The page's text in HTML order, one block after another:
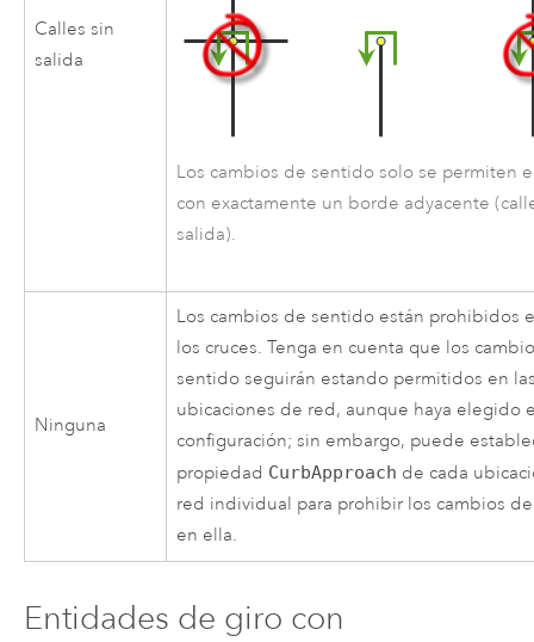
Calles sin
salida
Los cambios de sentido solo se permiten
con exactamente un borde adyacente
salida).
Ninguna
Los cambios de sentido están prohibidos
los cruces. Tenga en cuenta que los
sentido seguirán estando permitidos en
ubicaciones de red, aunque haya elegido
configuración; sin embargo, puede
propiedad CurbApproach de cada
red individual para prohibir los cambios
en ella.
Entidades de giro con